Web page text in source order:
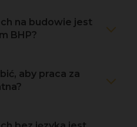
na budowie jest
BHP?
aby praca za